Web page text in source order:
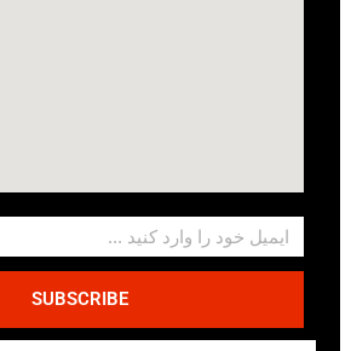
SUBSCRIBE